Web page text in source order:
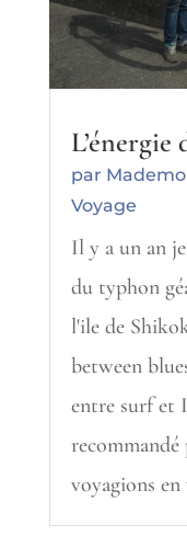
par
Voyage
Il y a un an
du typhon
l'ile de
between
entre surf et
voyagions en